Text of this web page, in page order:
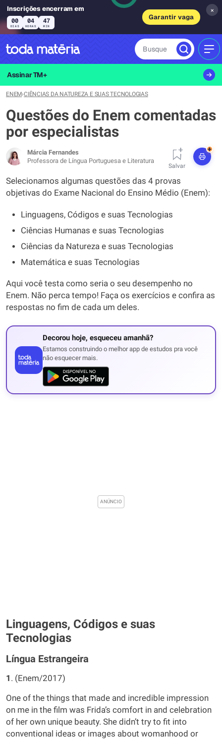
Inscrições encerram em
00
DIAS
04
HORAS
47
MIN
Garantir vaga
×
Busque
Assinar TM+
ENEM›CIÊNCIAS DA NATUREZA E SUAS TECNOLOGIAS
Questões do Enem comentadas
por especialistas
Márcia Fernandes
Professora de Língua Portuguesa e Literatura
Salvar
+
Selecionamos algumas questões das 4 provas
objetivas do Exame Nacional do Ensino Médio (Enem):
Linguagens, Códigos e suas Tecnologias
Ciências Humanas e suas Tecnologias
Ciências da Natureza e suas Tecnologias
Matemática e suas Tecnologias
Aqui você testa como seria o seu desempenho no
Enem. Não perca tempo! Faça os exercícios e confira as
respostas no fim de cada um deles.
Decorou hoje, esqueceu amanhã?
Estamos construindo o melhor app de estudos pra você
não esquecer mais.
Linguagens, Códigos e suas
Tecnologias
Língua Estrangeira
1 . (Enem/2017)
One of the things that made and incredible impression
on me in the film was Frida’s comfort in and celebration
of her own unique beauty. She didn’t try to fit into
conventional ideas or images about womanhood or